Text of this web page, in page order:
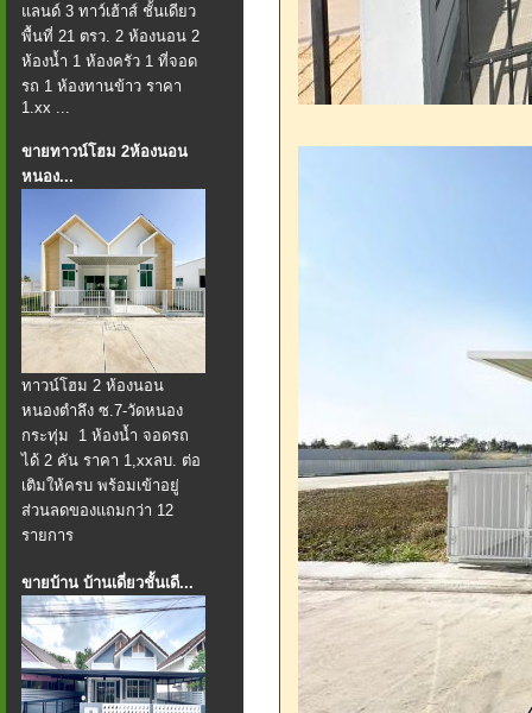
แลนด์ 3 ทาว์เฮ้าส์ ชั้นเดียว
พื้นที่ 21 ตรว. 2 ห้องนอน 2
ห้องน้ำ 1 ห้องครัว 1 ที่จอด
รถ 1 ห้องทานข้าว ราคา
1.xx ...
ขายทาวน์โฮม 2ห้องนอน
หนอง...
ทาวน์โฮม 2 ห้องนอน
หนองตำลึง ซ.7-วัดหนอง
กระทุ่ม 1 ห้องน้ำ จอดรถ
ได้ 2 คัน ราคา 1,xxลบ. ต่อ
เติมให้ครบ พร้อมเข้าอยู่
ส่วนลดของแถมกว่า 12
รายการ
ขายบ้าน บ้านเดี่ยวชั้นเดี...